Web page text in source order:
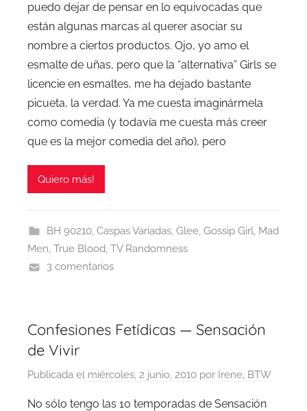
puedo dejar de pensar en lo equivocadas que
están algunas marcas al querer asociar su
nombre a ciertos productos. Ojo, yo amo el
esmalte de uñas, pero que la “alternativa” Girls se
licencie en esmaltes, me ha dejado bastante
picueta, la verdad. Ya me cuesta imaginármela
como comedia (y todavía me cuesta más creer
que es la mejor comedia del año), pero
Quiero más!
BH 90210, Caspas Variadas, Glee, Gossip Girl, Mad
Men, True Blood, TV Randomness
3 comentarios
Confesiones Fetídicas — Sensación
de Vivir
Publicada el miércoles, 2 junio, 2010 por Irene, BTW
No sólo tengo las 10 temporadas de Sensación